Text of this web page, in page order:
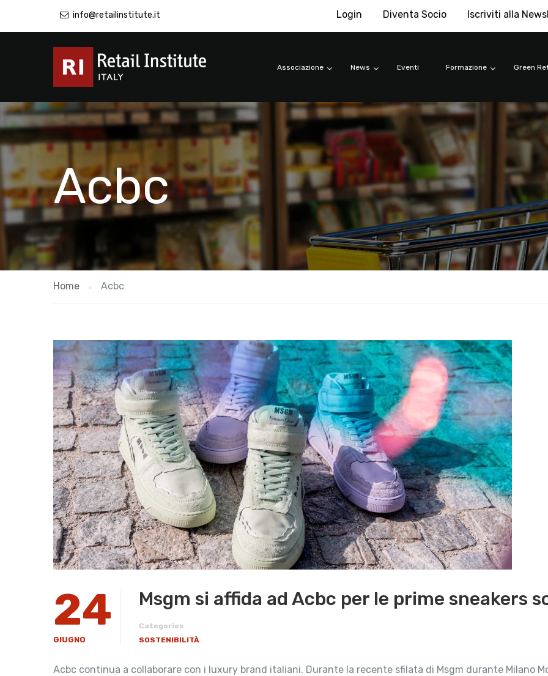
info@retailinstitute.it Login Diventa Socio Iscriviti alla
Associazione News Eventi Formazione Green
Acbc
Home Acbc
24
GIUGNO
Msgm si affida ad Acbc per le prime sneakers
Categories
SOSTENIBILITÀ
Acbc continua a collaborare con i luxury brand italiani. Durante la recente sfilata di Msgm durante Milano